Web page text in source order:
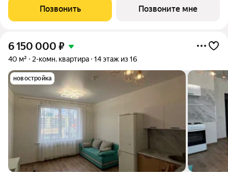
человека или пары, а также выгодной инвестиции под аренду.
Главные преимущества
Позвонить Позвоните мне
6 150 000 ₽
40 м² 2-комн. квартира 14 этаж из 16
новостройка